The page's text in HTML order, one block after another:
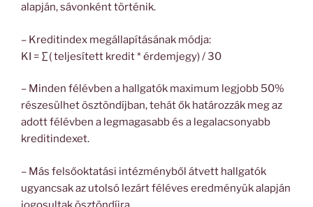
alapján, sávonként történik.
– Kreditindex megállapításának módja:
KI = ∑( teljesített kredit * érdemjegy) / 30
– Minden félévben a hallgatók maximum legjobb 50%
részesülhet ösztöndíjban, tehát ők határozzák meg az
adott félévben a legmagasabb és a legalacsonyabb
kreditindexet.
– Más felsőoktatási intézményből átvett hallgatók
ugyancsak az utolsó lezárt féléves eredményük alapján